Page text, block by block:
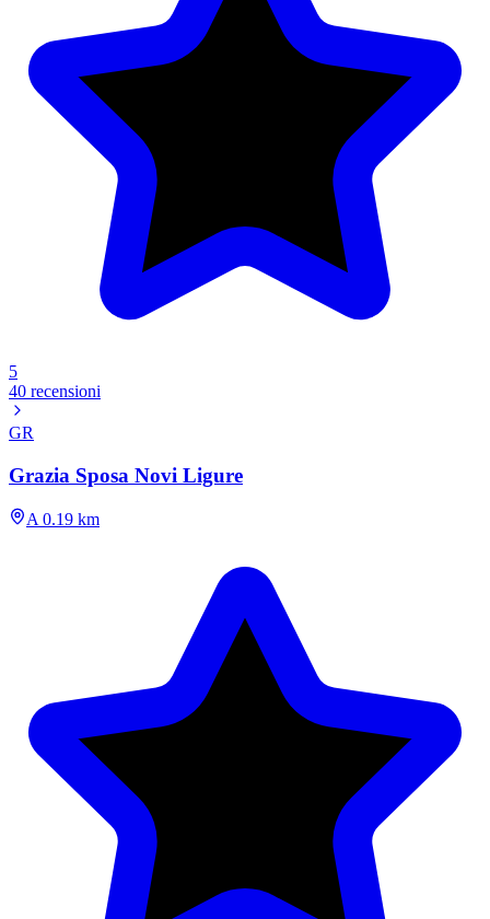
5
40 recensioni
GR
Grazia Sposa Novi Ligure
A 0.19 km